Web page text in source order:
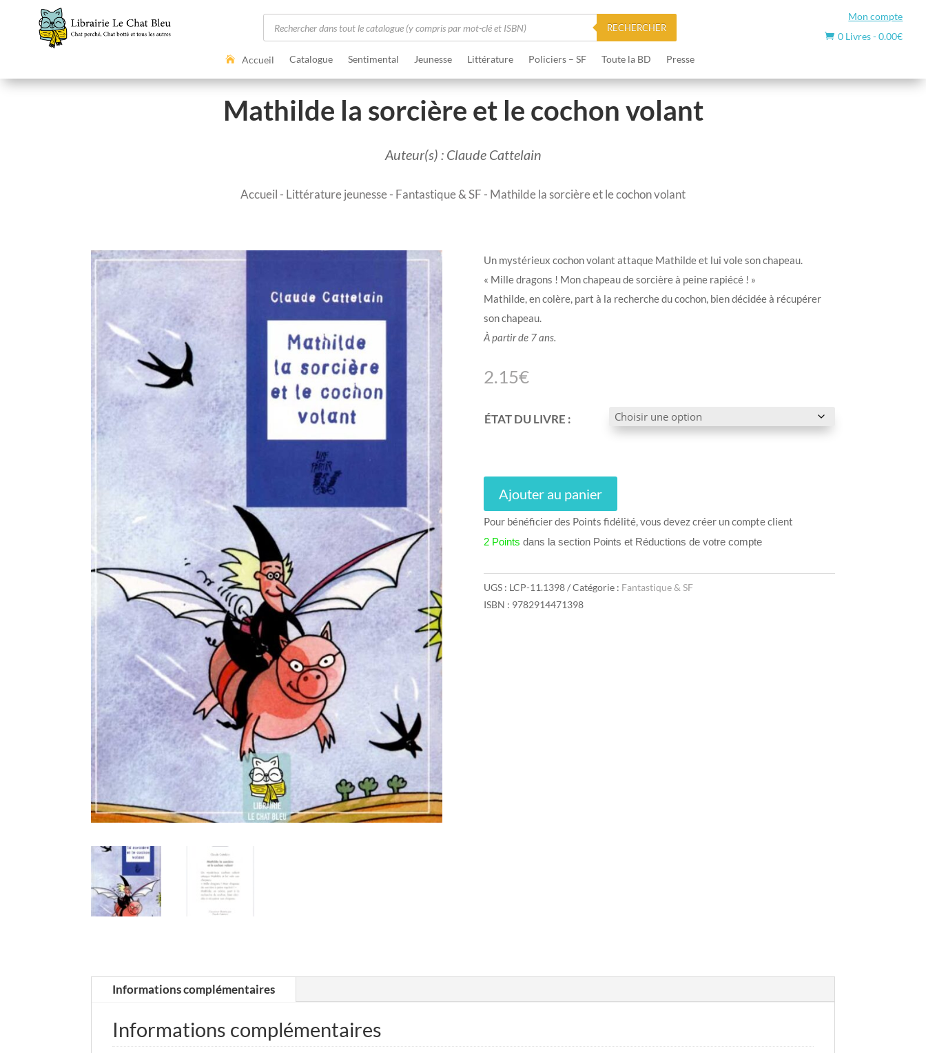
Recherche
de
produits
RECHERCHER
Mon compte
 0 Livres-0.00€
Accueil
Catalogue Sentimental Jeunesse Littérature Policiers – SF Toute la BD Presse
Mathilde la sorcière et le cochon volant
Auteur(s) : Claude Cattelain
Accueil - Littérature jeunesse- Fantastique & SF - Mathilde la sorcière et le cochon volant
Un mystérieux cochon volant attaque Mathilde et lui vole son chapeau.
« Mille dragons ! Mon chapeau de sorcière à peine rapiécé ! »
Mathilde, en colère, part à la recherche du cochon, bien décidée à récupérer
son chapeau.
À partir de 7 ans.
2.15€
ÉTAT DU LIVRE :
Ajouter au panier
Pour bénéficier des Points fidélité, vous devez créer un compte client
2 Points dans la section Points et Réductions de votre compte
UGS : LCP-11.1398 Catégorie : Fantastique & SF
ISBN : 9782914471398
Informations complémentaires
Informations complémentaires